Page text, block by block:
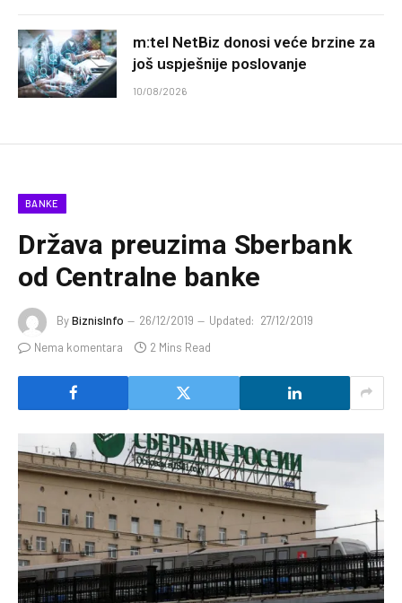
m:tel NetBiz donosi veće brzine za
još uspješnije poslovanje
10/08/2026
BANKE
Država preuzima Sberbank
od Centralne banke
ByBiznisInfo 26/12/2019 Updated: 27/12/2019
Nema komentara
2 Mins Read